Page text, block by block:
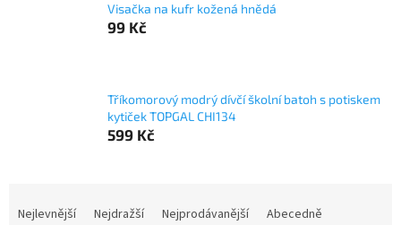
Visačka na kufr kožená hnědá
99 Kč
Tříkomorový modrý dívčí školní batoh s potiskem
kytiček TOPGAL CHI134
599 Kč
Nejlevnější Nejdražší Nejprodávanější Abecedně